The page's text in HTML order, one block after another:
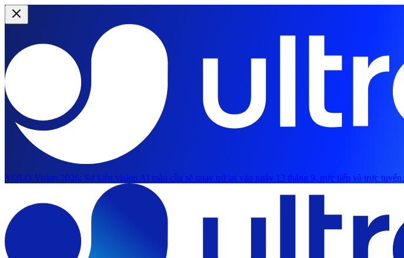
YOLO Vision 2026: Sự kiện vision AI toàn cầu sẽ quay trở lại vào ngày 13 tháng 9, trực tiếp và trực tuyến.